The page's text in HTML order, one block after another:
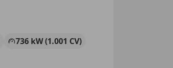
736 kW (1.001 CV)